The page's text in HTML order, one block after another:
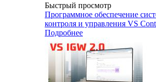
Быстрый просмотр
Программное обеспечение
контроля и управления VS
Подробнее